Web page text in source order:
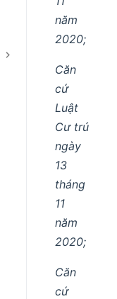
window
năm
2020;
Căn
cứ
Luật
Cư trú
ngày
13
tháng
11
năm
2020;
Căn
cứ